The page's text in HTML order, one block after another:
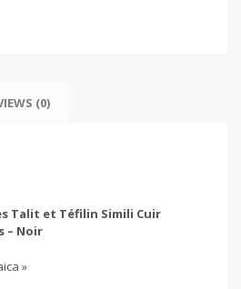
(0)
Talit et Téfilin Simili Cuir
– Noir
»